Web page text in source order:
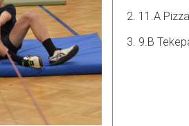
2. 11.A
3. 9.B